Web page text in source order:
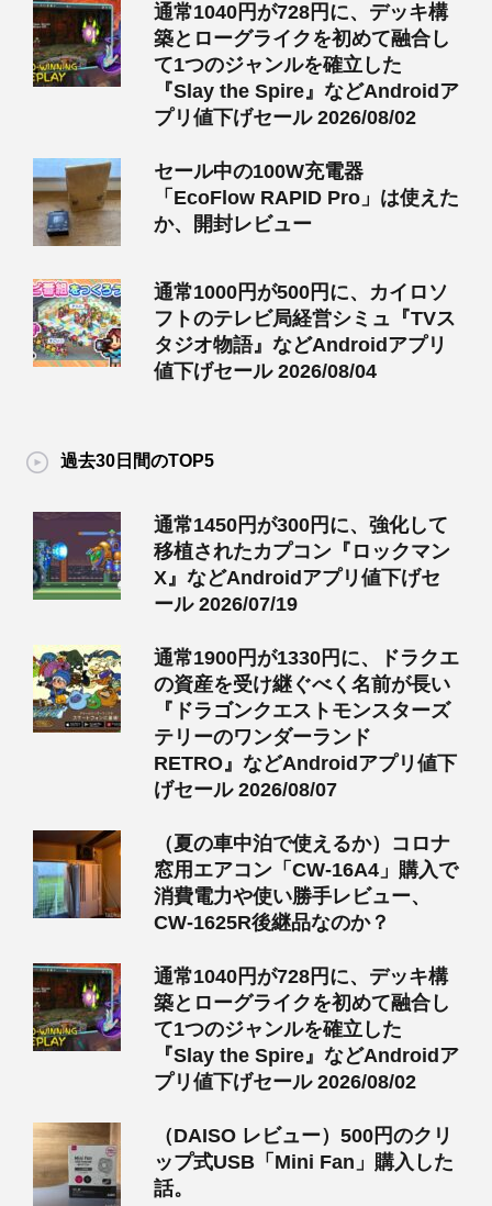
通常1040円が728円に、デッキ構
築とローグライクを初めて融合し
て1つのジャンルを確立した
『Slay the Spire』などAndroidア
プリ値下げセール 2026/08/02
セール中の100W充電器
「EcoFlow RAPID Pro」は使えた
か、開封レビュー
通常1000円が500円に、カイロソ
フトのテレビ局経営シミュ『TVス
タジオ物語』などAndroidアプリ
値下げセール 2026/08/04
過去30日間のTOP5
通常1450円が300円に、強化して
移植されたカプコン『ロックマン
X』などAndroidアプリ値下げセ
ール 2026/07/19
通常1900円が1330円に、ドラクエ
の資産を受け継ぐべく名前が長い
『ドラゴンクエストモンスターズ
テリーのワンダーランド
RETRO』などAndroidアプリ値下
げセール 2026/08/07
（夏の車中泊で使えるか）コロナ
窓用エアコン「CW-16A4」購入で
消費電力や使い勝手レビュー、
CW-1625R後継品なのか？
通常1040円が728円に、デッキ構
築とローグライクを初めて融合し
て1つのジャンルを確立した
『Slay the Spire』などAndroidア
プリ値下げセール 2026/08/02
（DAISO レビュー）500円のクリ
ップ式USB「Mini Fan」購入した
話。